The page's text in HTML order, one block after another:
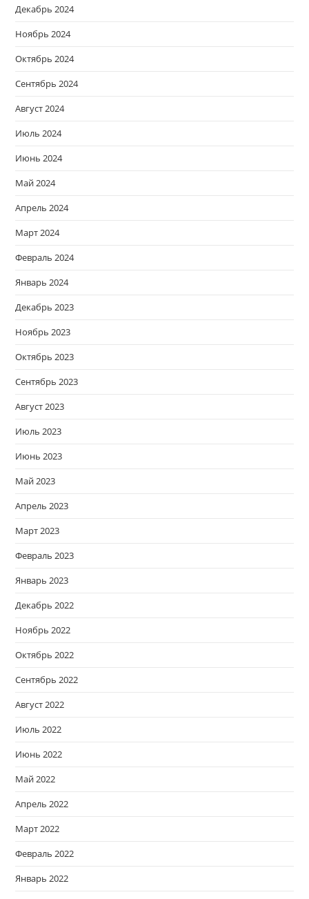
Декабрь 2024
Ноябрь 2024
Октябрь 2024
Сентябрь 2024
Август 2024
Июль 2024
Июнь 2024
Май 2024
Апрель 2024
Март 2024
Февраль 2024
Январь 2024
Декабрь 2023
Ноябрь 2023
Октябрь 2023
Сентябрь 2023
Август 2023
Июль 2023
Июнь 2023
Май 2023
Апрель 2023
Март 2023
Февраль 2023
Январь 2023
Декабрь 2022
Ноябрь 2022
Октябрь 2022
Сентябрь 2022
Август 2022
Июль 2022
Июнь 2022
Май 2022
Апрель 2022
Март 2022
Февраль 2022
Январь 2022